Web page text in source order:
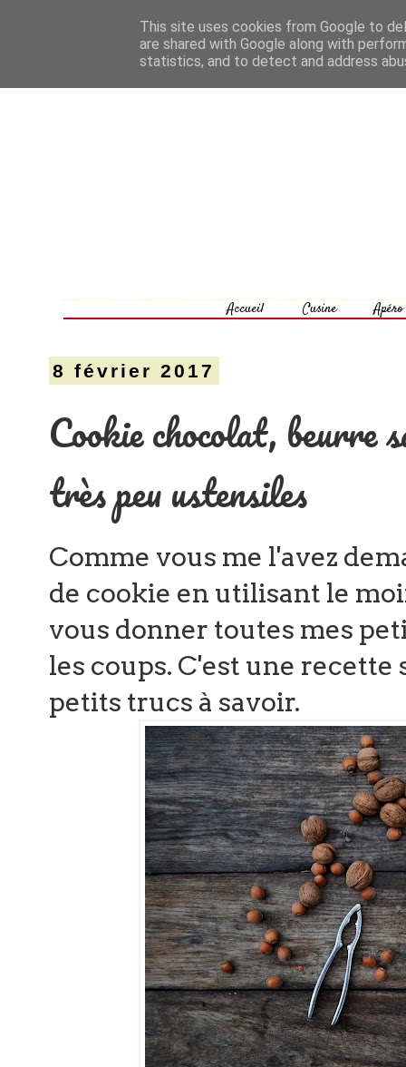
Accueil Cusine Apéro
8 février 2017
Cookie chocolat, beurre
très peu ustensiles
Comme vous me l'avez
de cookie en utilisant le
vous donner toutes mes
les coups. C'est une
petits trucs à savoir.
This site uses cookies from Google to
are shared with Google along with
statistics, and to detect and address